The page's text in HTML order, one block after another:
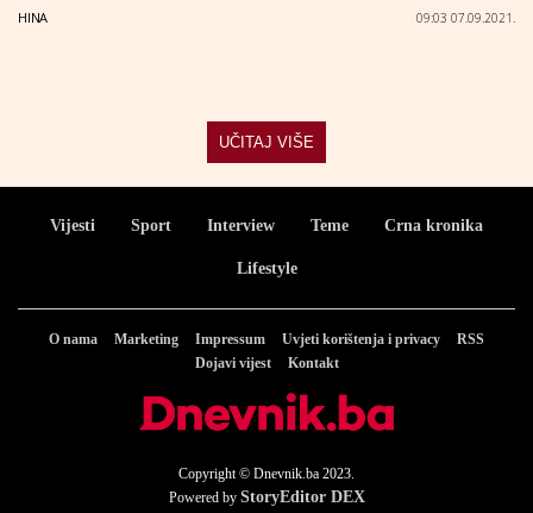
HINA 09:03 07.09.2021.
UČITAJ VIŠE
Vijesti Sport Interview Teme Crna kronika
Lifestyle
O nama Marketing Impressum Uvjeti korištenja i privacy
RSS
Dojavi vijest
Kontakt
Copyright © Dnevnik.ba 2023.
Powered by StoryEditor DEX